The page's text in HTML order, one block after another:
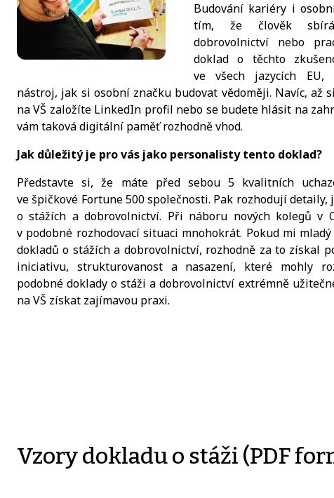
Budování kariéry i
tím, že člověk
dobrovolnictví nebo
doklad o těchto
ve všech jazycích EU,
nástroj, jak si osobní značku budovat vědoměji. Navíc, až
na VŠ založíte LinkedIn profil nebo se budete hlásit na
vám taková digitální paměť rozhodně vhod.
Jak důležitý je pro vás jako personalisty tento doklad?
Představte si, že máte před sebou 5 kvalitních
ve špičkové Fortune 500 společnosti. Pak rozhodují
o stážích a dobrovolnictví. Při náboru nových kolegů v
v podobné rozhodovací situaci mnohokrát. Pokud mi
dokladů o stážích a dobrovolnictví, rozhodně za to získal
iniciativu, strukturovanost a nasazení, které mohly
podobné doklady o stáži a dobrovolnictví extrémně
na VŠ získat zajímavou praxi.
Vzory dokladu o stáži (PDF